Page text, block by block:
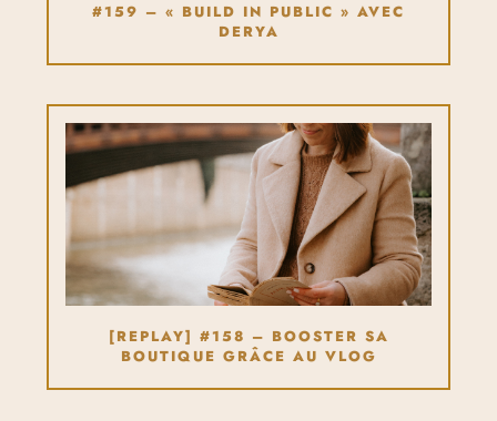
#159 – « BUILD IN PUBLIC » AVEC
DERYA
[REPLAY] #158 – BOOSTER SA
BOUTIQUE GRÂCE AU VLOG